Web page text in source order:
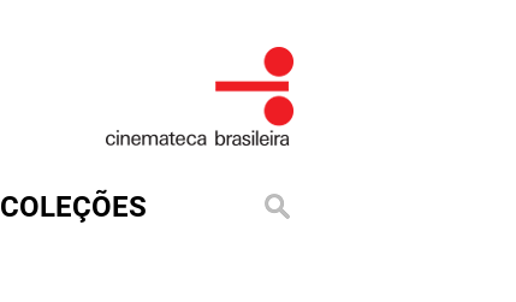
COLEÇÕES